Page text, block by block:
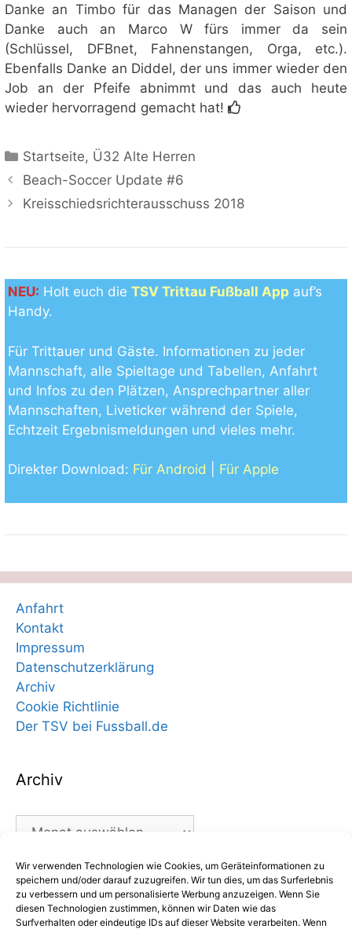
Wir verwenden Technologien wie Cookies, um Geräteinformationen zu
speichern und/oder darauf zuzugreifen. Wir tun dies, um das Surferlebnis
zu verbessern und um personalisierte Werbung anzuzeigen. Wenn Sie
diesen Technologien zustimmen, können wir Daten wie das
Surfverhalten oder eindeutige IDs auf dieser Website verarbeiten. Wenn
Danke an Timbo für das Managen der Saison und
Danke auch an Marco W fürs immer da sein
(Schlüssel, DFBnet, Fahnenstangen, Orga, etc.).
Ebenfalls Danke an Diddel, der uns immer wieder den
Job an der Pfeife abnimmt und das auch heute
wieder hervorragend gemacht hat!
Kategorien
Startseite, Ü32 Alte Herren
Beach-Soccer Update #6
Kreisschiedsrichterausschuss 2018
NEU: Holt euch die TSV Trittau Fußball App auf’s
Handy.
Für Trittauer und Gäste. Informationen zu jeder
Mannschaft, alle Spieltage und Tabellen, Anfahrt
und Infos zu den Plätzen, Ansprechpartner aller
Mannschaften, Liveticker während der Spiele,
Echtzeit Ergebnismeldungen und vieles mehr.
Direkter Download: Für Android Für Apple
Anfahrt
Kontakt
Impressum
Datenschutzerklärung
Archiv
Cookie Richtlinie
Der TSV bei Fussball.de
Archiv
Archiv
Kategorien
Kategorien